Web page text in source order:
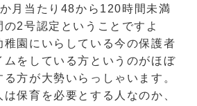
月当たり48から120時間未満
2号認定ということですよ
稚園にいらしている今の保護者
ムをしている方というのがほぼ
方が大勢いらっしゃいます。
保育を必要とする人なのか、